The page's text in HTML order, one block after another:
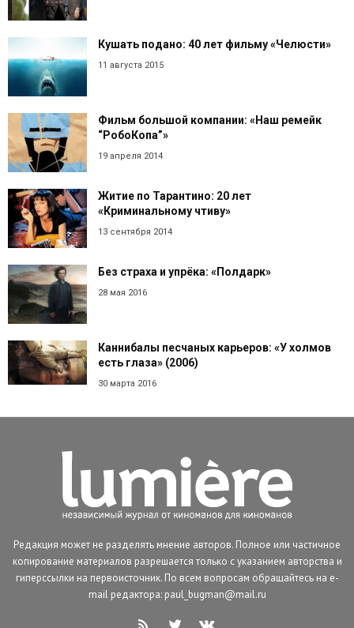
Кушать подано: 40 лет фильму «Челюсти»
11 августа 2015
Фильм большой компании: «Наш ремейк
“РобоКопа”»
19 апреля 2014
Житие по Тарантино: 20 лет
«Криминальному чтиву»
13 сентября 2014
Без страха и упрёка: «Полдарк»
28 мая 2016
Каннибалы песчаных карьеров: «У холмов
есть глаза» (2006)
30 марта 2016
Редакция может не разделять мнение авторов. Полное или частичное
копирование материалов разрешается только с указанием авторства и
гиперссылки на первоисточник. По всем вопросам обращайтесь на e-
mail редактора: paul_bugman@mail.ru